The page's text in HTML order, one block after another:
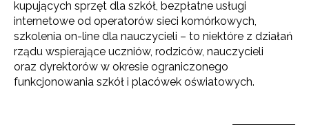
kupujących sprzęt dla szkół, bezpłatne usługi
internetowe od operatorów sieci komórkowych,
szkolenia on-line dla nauczycieli – to niektóre z działań
rządu wspierające uczniów, rodziców, nauczycieli
oraz dyrektorów w okresie ograniczonego
funkcjonowania szkół i placówek oświatowych.